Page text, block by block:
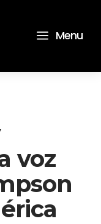
a Menu
voz